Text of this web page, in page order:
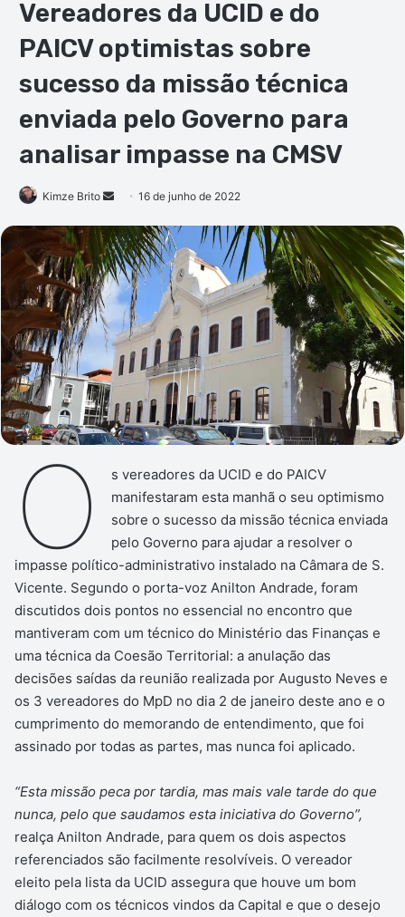
Vereadores da UCID e do
PAICV optimistas sobre
sucesso da missão técnica
enviada pelo Governo para
analisar impasse na CMSV
Kimze Brito
Mande
e-
mail
16 de junho de 2022
O
s vereadores da UCID e do PAICV
manifestaram esta manhã o seu optimismo
sobre o sucesso da missão técnica enviada
pelo Governo para ajudar a resolver o
impasse político-administrativo instalado na Câmara de S.
Vicente. Segundo o porta-voz Anilton Andrade, foram
discutidos dois pontos no essencial no encontro que
mantiveram com um técnico do Ministério das Finanças e
uma técnica da Coesão Territorial: a anulação das
decisões saídas da reunião realizada por Augusto Neves e
os 3 vereadores do MpD no dia 2 de janeiro deste ano e o
cumprimento do memorando de entendimento, que foi
assinado por todas as partes, mas nunca foi aplicado.
“Esta missão peca por tardia, mas mais vale tarde do que
nunca, pelo que saudamos esta iniciativa do Governo”,
realça Anilton Andrade, para quem os dois aspectos
referenciados são facilmente resolvíveis. O vereador
eleito pela lista da UCID assegura que houve um bom
diálogo com os técnicos vindos da Capital e que o desejo